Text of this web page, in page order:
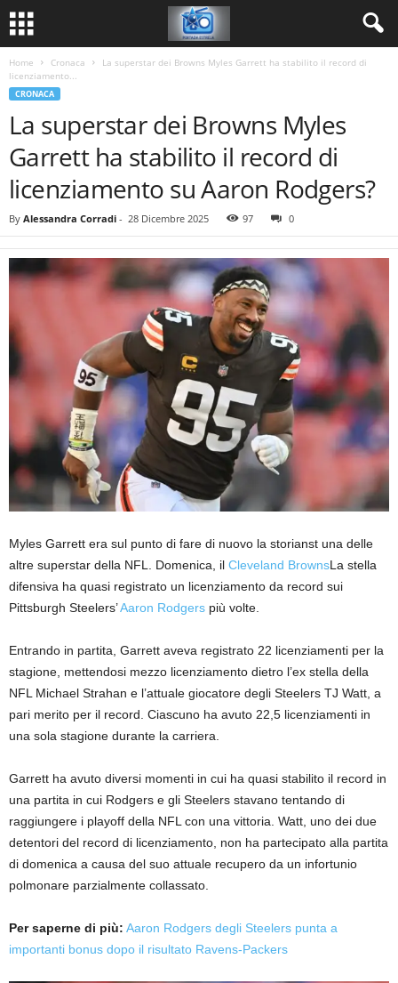
Home Cronaca
La superstar dei Browns Myles Garrett ha stabilito il record di
licenziamento...
CRONACA
La superstar dei Browns Myles
Garrett ha stabilito il record di
licenziamento su Aaron Rodgers?
By Alessandra Corradi - 28 Dicembre 2025 97 0
Myles Garrett era sul punto di fare di nuovo la storianst una delle
altre superstar della NFL. Domenica, il Cleveland BrownsLa stella
difensiva ha quasi registrato un licenziamento da record sui
Pittsburgh Steelers’Aaron Rodgers più volte.
Entrando in partita, Garrett aveva registrato 22 licenziamenti per la
stagione, mettendosi mezzo licenziamento dietro l’ex stella della
NFL Michael Strahan e l’attuale giocatore degli Steelers TJ Watt, a
pari merito per il record. Ciascuno ha avuto 22,5 licenziamenti in
una sola stagione durante la carriera.
Garrett ha avuto diversi momenti in cui ha quasi stabilito il record in
una partita in cui Rodgers e gli Steelers stavano tentando di
raggiungere i playoff della NFL con una vittoria. Watt, uno dei due
detentori del record di licenziamento, non ha partecipato alla partita
di domenica a causa del suo attuale recupero da un infortunio
polmonare parzialmente collassato.
Per saperne di più: Aaron Rodgers degli Steelers punta a
importanti bonus dopo il risultato Ravens-Packers